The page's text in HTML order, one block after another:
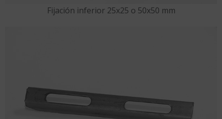
Fijación inferior 25x25 o 50x50 mm